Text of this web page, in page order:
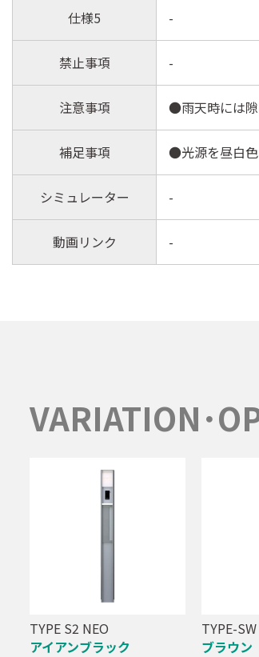
仕様5 -
禁止事項 -
注意事項 ●雨天時には隙
補足事項 ●光源を昼白色
シミュレーター -
動画リンク -
VARIATION･
TYPE S2 NEO
アイアンブラック
TYPE-SW
ブラウン